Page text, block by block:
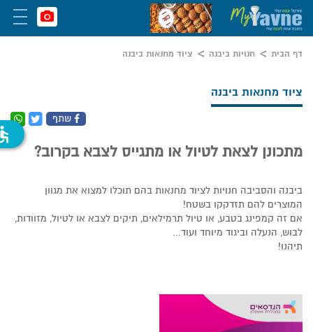
דף הבית חנויות ביבנה ציוד מחנאות ביבנה
שתף
ציוד מחנאות ביבנה
מתכונן לצאת לטיול או מתגייס לצבא בקרוב?
ביבנה והסביבה חנויות לציוד מחנאות בהם תוכלו למצוא את מגוון
המוצרים להם תזדקקו בשטח!
אם זה קמפינג בטבע, או טיול תרמילאים, תיקים לצבא או לטיול, מזוודות,
לבוש, הנעלה וביגוד מיוחד ועוד...
תיהנו!